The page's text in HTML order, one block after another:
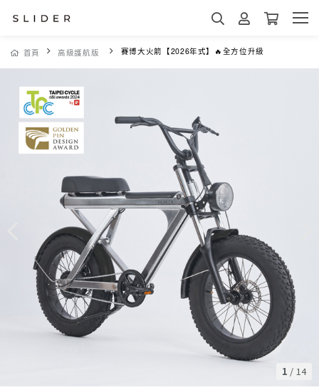
首頁 高級護航版 賽博大火箭【2026年式】🔥全方位升級
1 / 14